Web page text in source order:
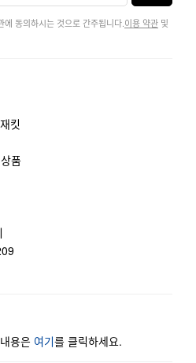
동의하시는 것으로 간주됩니다. 이용 약관 및
킷
품
용은 여기를 클릭하세요.